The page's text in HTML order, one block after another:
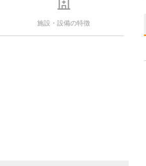
施設・設備の特徴